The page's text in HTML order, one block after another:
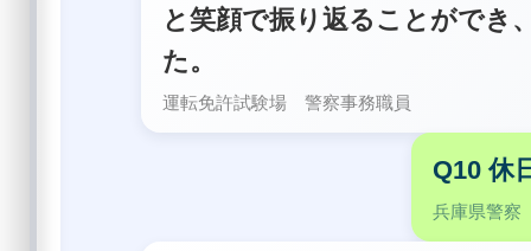
と笑顔で振り返ることができ
た。
運転免許試験場 警察事務職員
Q10 休
兵庫県警